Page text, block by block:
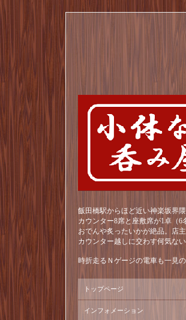
飯田橋駅からほど近い神楽坂界
カウンター8席と座敷席が1卓（
おでんや炙ったいかが絶品。店
カウンター越しに交わす何気な
時折走るＮゲージの電車も一見の
トップページ
インフォメーション